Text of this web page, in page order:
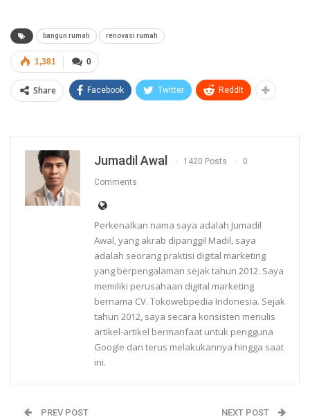
bangun rumah renovasi rumah
0
1,381
Share Facebook Twitter ReddIt
Jumadil Awal 1420 Posts 0
Comments
Perkenalkan nama saya adalah Jumadil
Awal, yang akrab dipanggil Madil, saya
adalah seorang praktisi digital marketing
yang berpengalaman sejak tahun 2012. Saya
memiliki perusahaan digital marketing
bernama CV. Tokowebpedia Indonesia. Sejak
tahun 2012, saya secara konsisten menulis
artikel-artikel bermanfaat untuk pengguna
Google dan terus melakukannya hingga saat
ini.
PREV POST NEXT POST